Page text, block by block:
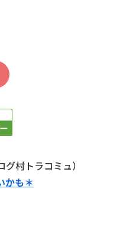
村トラコミュ）
かも＊